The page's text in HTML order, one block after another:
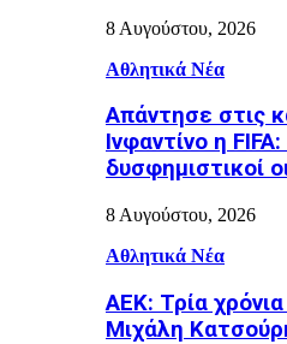
8 Αυγούστου, 2026
Αθλητικά Νέα
Απάντησε στις
Ινφαντίνο η
δυσφημιστικοί
8 Αυγούστου, 2026
Αθλητικά Νέα
ΑΕΚ: Τρία
Μιχάλη